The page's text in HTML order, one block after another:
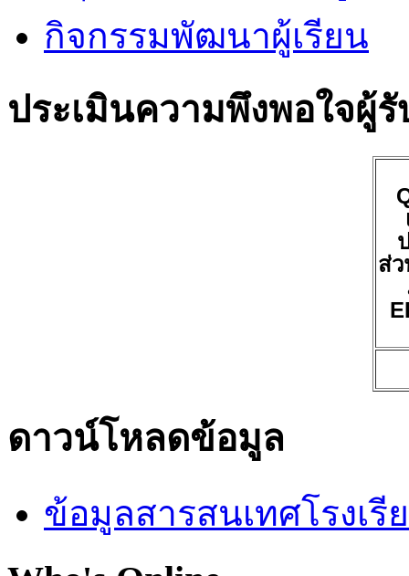
กิจกรรมพัฒนาผู้เรียน
ประเมินความพึงพอใจผู้รั
ส่ว
ดาวน์โหลดข้อมูล
ข้อมูลสารสนเทศโรงเรี